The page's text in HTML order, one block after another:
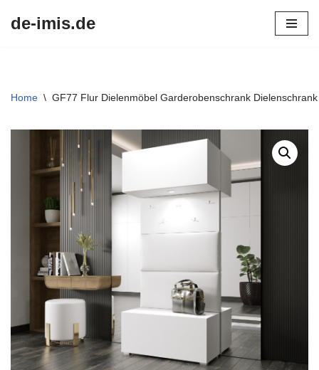
de-imis.de
Home \ GF77 Flur Dielenmöbel Garderobenschrank